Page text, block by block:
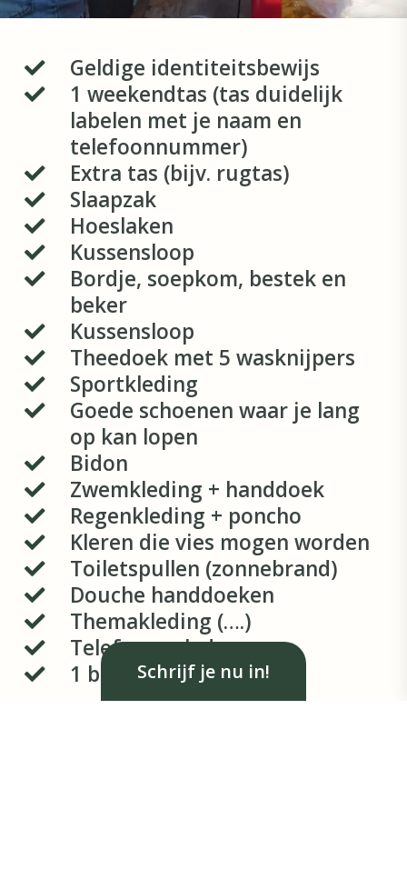
Schrijf je nu in!
Geldige identiteitsbewijs
1 weekendtas (tas duidelijk
labelen met je naam en
telefoonnummer)
Extra tas (bijv. rugtas)
Slaapzak
Hoeslaken
Kussensloop
Bordje, soepkom, bestek en
beker
Kussensloop
Theedoek met 5 wasknijpers
Sportkleding
Goede schoenen waar je lang
op kan lopen
Bidon
Zwemkleding + handdoek
Regenkleding + poncho
Kleren die vies mogen worden
Toiletspullen (zonnebrand)
Douche handdoeken
Themakleding (….)
Telefoonoplader
1 blik knakworsten